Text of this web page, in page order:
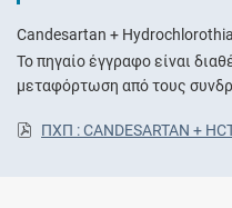
Candesartan +
Το πηγαίο έγγραφο είναι
μεταφόρτωση από τους
ΠΧΠ : CANDESARTAN +